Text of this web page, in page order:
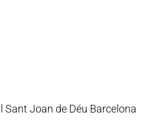
Joan de Déu Barcelona